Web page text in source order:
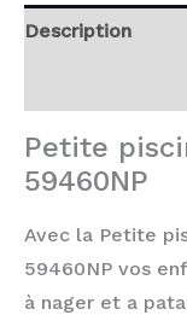
Description
Petite
59460NP
Avec la Petite
59460NP vos
à nager et a